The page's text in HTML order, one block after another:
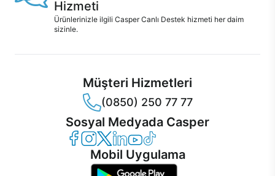
Hizmeti
Ürünlerinizle ilgili Casper Canlı Destek hizmeti her daim
sizinle.
Müşteri Hizmetleri
(0850) 250 77 77
Sosyal Medyada Casper
Casper Facebook
Casper Instagram
Casper Twitter
Casper LinkedIn
Casper YouTube
Casper TikTok
Mobil Uygulama